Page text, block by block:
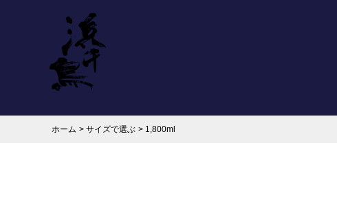
ホーム > サイズで選ぶ > 1,800ml